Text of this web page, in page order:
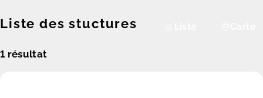
Liste des stuctures
1 résultat